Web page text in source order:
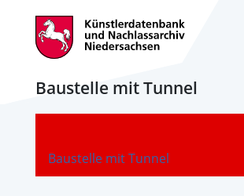
Baustelle mit Tunnel
Baustelle mit Tunnel